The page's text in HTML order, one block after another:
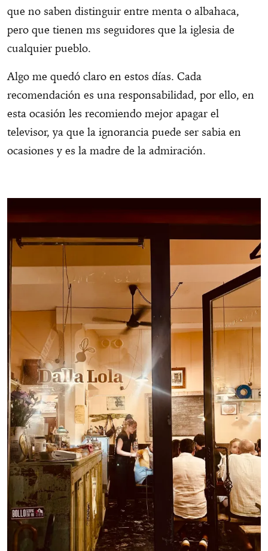
que no saben distinguir entre menta o albahaca,
pero que tienen ms seguidores que la iglesia de
cualquier pueblo.
Algo me quedó claro en estos días. Cada
recomendación es una responsabilidad, por ello, en
esta ocasión les recomiendo mejor apagar el
televisor, ya que la ignorancia puede ser sabia en
ocasiones y es la madre de la admiración.